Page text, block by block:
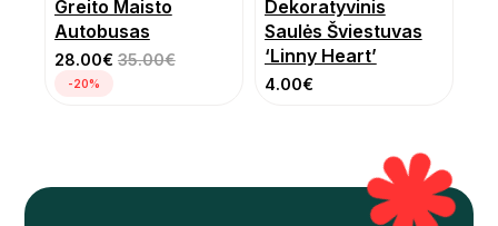
Greito Maisto
Autobusas
28.00€ 35.00€
-20%
Dekoratyvinis
Saulės Šviestuvas
‘Linny Heart’
4.00€